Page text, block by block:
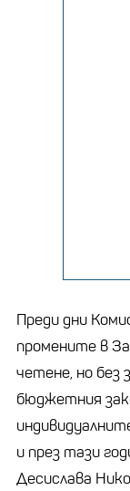
Преди дни
промените в
четене, но без
бюджетния
и през тази
Десислава